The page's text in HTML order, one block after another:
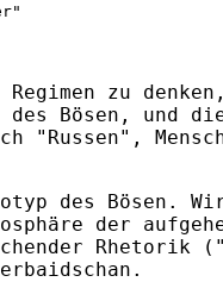
zu
Bösen, und
"Russen",
des Bösen.
der
Rhetorik